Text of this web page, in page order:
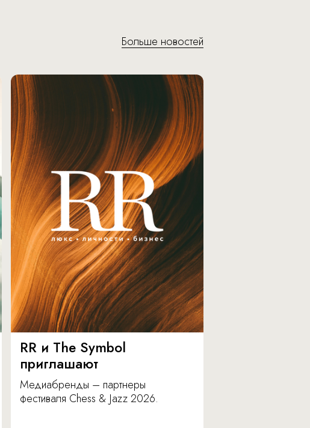
Больше новостей
RR и The Symbol
приглашают
Медиабренды – партнеры
фестиваля Chess & Jazz 2026.